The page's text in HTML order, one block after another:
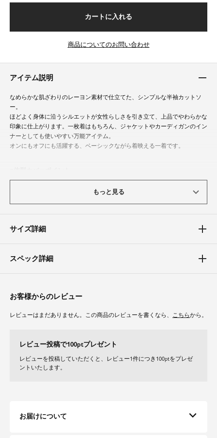
カートに入れる
商品についてのお問い合わせ
アイテム説明
なめらかな肌ざわりのレーヨン素材で仕立てた、シンプルな半袖カットソ
ー。
ほどよく身体に沿うシルエットが女性らしさを引き立て、上品でやわらかな
印象に仕上がります。一枚着はもちろん、ジャケットやカーディガンのイン
ナーとしても使いやすい万能アイテム。
オンにもオフにも活躍する、ベーシックながら着映える一着です。
すっきりと着て頂けるサイズ感で、お腹まわりや二の腕を上手にカバーしま
す。
もっと見る
サイズ詳細
スペック詳細
お客様からのレビュー
レビューはまだありません。この商品のレビューを書くなら、 こちらから。
レビュー投稿で100ptプレゼント
レビューを投稿していただくと、レビュー1件につき100ptをプレゼ
ントいたします。
お届けについて